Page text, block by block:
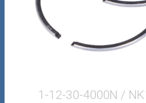
Moottorikelkan osat
Mopoauton osat
1-12-30-4000N /